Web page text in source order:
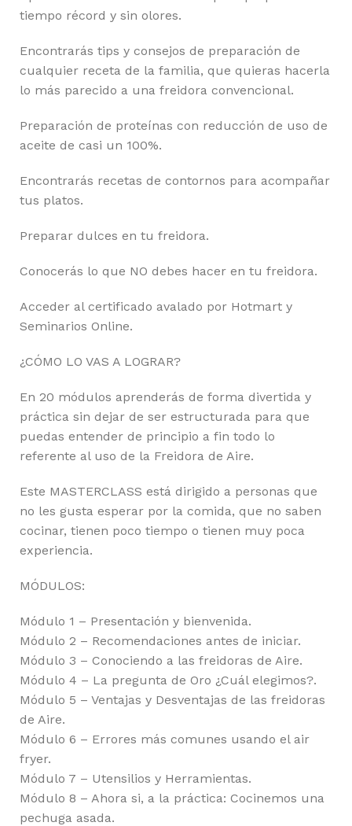
tiempo récord y sin olores.
Encontrarás tips y consejos de preparación de
cualquier receta de la familia, que quieras hacerla
lo más parecido a una freidora convencional.
Preparación de proteínas con reducción de uso de
aceite de casi un 100%.
Encontrarás recetas de contornos para acompañar
tus platos.
Preparar dulces en tu freidora.
Conocerás lo que NO debes hacer en tu freidora.
Acceder al certificado avalado por Hotmart y
Seminarios Online.
¿CÓMO LO VAS A LOGRAR?
En 20 módulos aprenderás de forma divertida y
práctica sin dejar de ser estructurada para que
puedas entender de principio a fin todo lo
referente al uso de la Freidora de Aire.
Este MASTERCLASS está dirigido a personas que
no les gusta esperar por la comida, que no saben
cocinar, tienen poco tiempo o tienen muy poca
experiencia.
MÓDULOS:
Módulo 1 – Presentación y bienvenida.
Módulo 2 – Recomendaciones antes de iniciar.
Módulo 3 – Conociendo a las freidoras de Aire.
Módulo 4 – La pregunta de Oro ¿Cuál elegimos?.
Módulo 5 – Ventajas y Desventajas de las freidoras
de Aire.
Módulo 6 – Errores más comunes usando el air
fryer.
Módulo 7 – Utensilios y Herramientas.
Módulo 8 – Ahora si, a la práctica: Cocinemos una
pechuga asada.